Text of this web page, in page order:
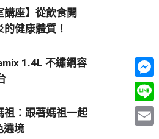
講座】從飲食開
健康體質！
1.4L 不鏽鋼容
祖：跟著媽祖一起
遶境
Line